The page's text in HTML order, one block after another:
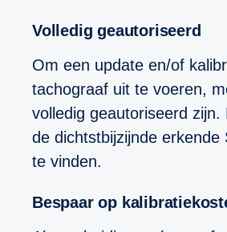
Volledig geautoriseerd
Om een update en/of
tachograaf uit te voeren,
volledig geautoriseerd zijn.
de dichtstbijzijnde erkende
te vinden.
Bespaar op